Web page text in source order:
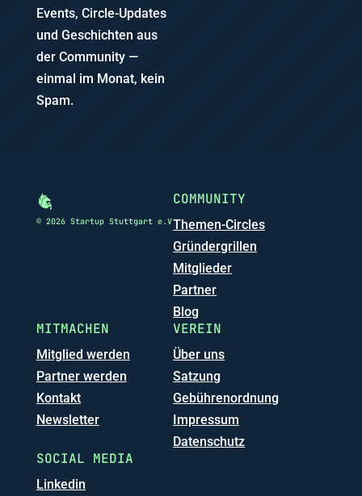
Events, Circle-Updates
und Geschichten aus
der Community —
einmal im Monat, kein
Spam.
© 2026 Startup Stuttgart e.V
COMMUNITY
Themen-Circles
Gründergrillen
Mitglieder
Partner
Blog
MITMACHEN
Mitglied werden
Partner werden
Kontakt
Newsletter
VEREIN
Über uns
Satzung
Gebührenordnung
Impressum
Datenschutz
SOCIAL MEDIA
Linkedin